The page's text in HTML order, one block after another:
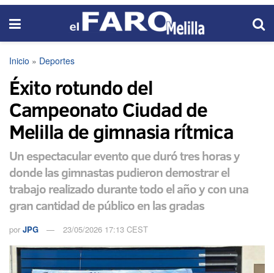
Inicio » Deportes
Éxito rotundo del
Campeonato Ciudad de
Melilla de gimnasia rítmica
Un espectacular evento que duró tres horas y
donde las gimnastas pudieron demostrar el
trabajo realizado durante todo el año y con una
gran cantidad de público en las gradas
por JPG 23/05/2026 17:13 CEST